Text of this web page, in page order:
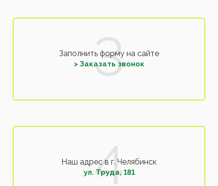
Заполнить форму на сайте
> Заказать звонок
Наш адрес в г. Челябинск
ул. Труда, 181